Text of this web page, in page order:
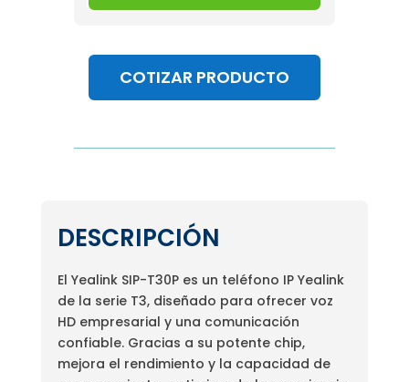
COTIZAR PRODUCTO
DESCRIPCIÓN
El Yealink SIP-T30P es un teléfono IP Yealink
de la serie T3, diseñado para ofrecer voz
HD empresarial y una comunicación
confiable. Gracias a su potente chip,
mejora el rendimiento y la capacidad de